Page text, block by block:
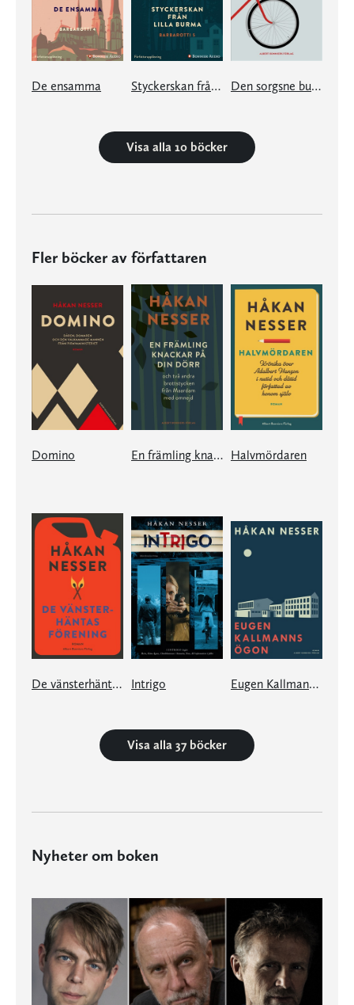
De ensamma Styckerskan från Lilla Burma Den sorgsne busschauffören från Alster
Visa alla 10 böcker
Fler böcker av författaren
Domino En främling knackar på din dörr Halvmördaren
De vänsterhäntas förening Intrigo Eugen Kallmanns ögon
Visa alla 37 böcker
Nyheter om boken